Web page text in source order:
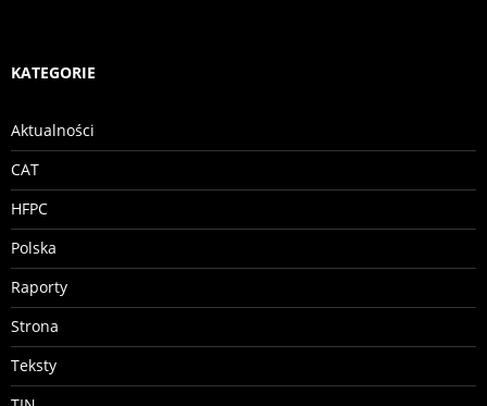
KATEGORIE
Aktualności
CAT
HFPC
Polska
Raporty
Strona
Teksty